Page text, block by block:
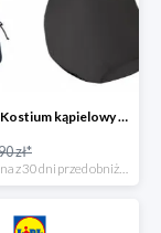
ESMARA® Kostium kąpielowy ciążowy lub tankini ciążowe -50%
zł*